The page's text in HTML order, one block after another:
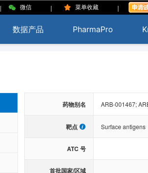
| 微信 | 菜单收藏 |
数据产品 PharmaPro
药物别名 ARB-001467;
靶点 Surface antigens
ATC 号
首批国家/区域